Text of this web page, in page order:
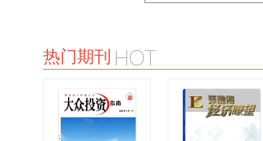
热门期刊